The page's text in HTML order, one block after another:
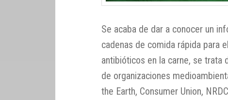
Se acaba de dar a conocer un
cadenas de comida rápida para
antibióticos en la carne, se trata
de organizaciones
the Earth, Consumer Union,